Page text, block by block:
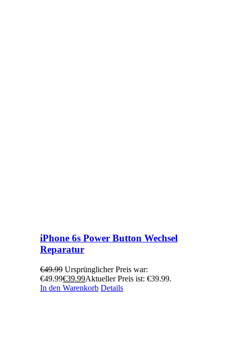
iPhone 6s Power Button Wechsel
Reparatur
€49.99 Ursprünglicher Preis war:
€49.99€39.99Aktueller Preis ist: €39.99.
In den Warenkorb Details